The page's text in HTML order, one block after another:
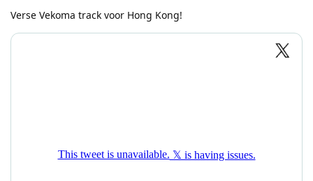
Verse Vekoma track voor Hong Kong!